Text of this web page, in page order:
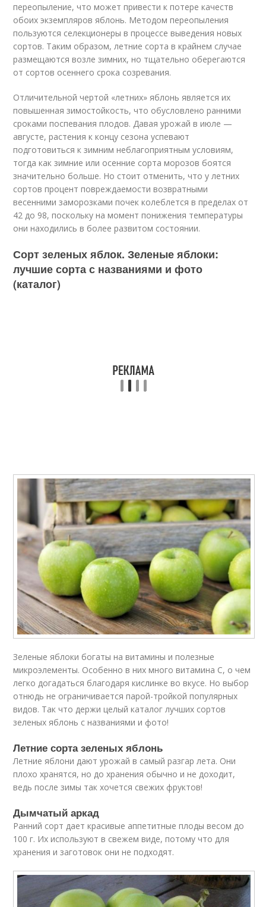
переопыление, что может привести к потере качеств
обоих экземпляров яблонь. Методом переопыления
пользуются селекционеры в процессе выведения новых
сортов. Таким образом, летние сорта в крайнем случае
размещаются возле зимних, но тщательно оберегаются
от сортов осеннего срока созревания.
Отличительной чертой «летних» яблонь является их
повышенная зимостойкость, что обусловлено ранними
сроками поспевания плодов. Давая урожай в июле —
августе, растения к концу сезона успевают
подготовиться к зимним неблагоприятным условиям,
тогда как зимние или осенние сорта морозов боятся
значительно больше. Но стоит отменить, что у летних
сортов процент повреждаемости возвратными
весенними заморозками почек колеблется в пределах от
42 до 98, поскольку на момент понижения температуры
они находились в более развитом состоянии.
Сорт зеленых яблок. Зеленые яблоки:
лучшие сорта с названиями и фото
(каталог)
Зеленые яблоки богаты на витамины и полезные
микроэлементы. Особенно в них много витамина С, о чем
легко догадаться благодаря кислинке во вкусе. Но выбор
отнюдь не ограничивается парой-тройкой популярных
видов. Так что держи целый каталог лучших сортов
зеленых яблонь с названиями и фото!
Летние сорта зеленых яблонь
Летние яблони дают урожай в самый разгар лета. Они
плохо хранятся, но до хранения обычно и не доходит,
ведь после зимы так хочется свежих фруктов!
Дымчатый аркад
Ранний сорт дает красивые аппетитные плоды весом до
100 г. Их используют в свежем виде, потому что для
хранения и заготовок они не подходят.